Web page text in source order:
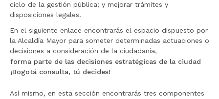
ciclo de la gestión pública; y mejorar trámites y
disposiciones legales.
En el siguiente enlace encontrarás el espacio dispuesto por
la Alcaldía Mayor para someter determinadas actuaciones o
decisiones a consideración de la ciudadanía,
forma parte de las decisiones estratégicas de la ciudad
¡Bogotá consulta, tú decides!
Así mismo, en esta sección encontrarás tres componentes